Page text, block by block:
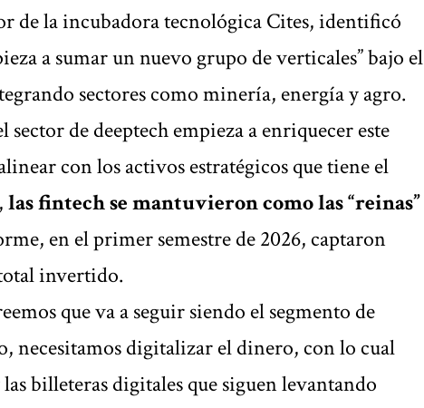
de la incubadora tecnológica Cites, identificó
a sumar un nuevo grupo de verticales” bajo el
sectores como minería, energía y agro.
sector de deeptech empieza a enriquecer este
con los activos estratégicos que tiene el
las fintech se mantuvieron como las “reinas”
en el primer semestre de 2026, captaron
invertido.
que va a seguir siendo el segmento de
necesitamos digitalizar el dinero, con lo cual
billeteras digitales que siguen levantando